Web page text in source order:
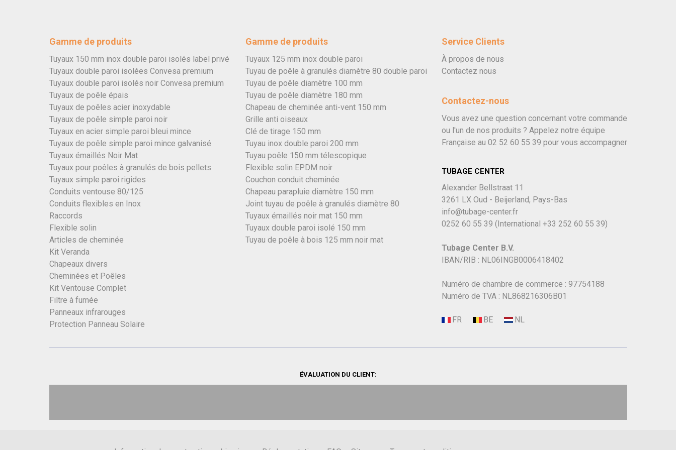
Gamme de produits
Tuyaux 150 mm inox double paroi isolés label privé
Tuyaux double paroi isolées Convesa premium
Tuyaux double paroi isolés noir Convesa premium
Tuyaux de poêle épais
Tuyaux de poêles acier inoxydable
Tuyaux de poêle simple paroi noir
Tuyaux en acier simple paroi bleui mince
Tuyaux de poêle simple paroi mince galvanisé
Tuyaux émaillés Noir Mat
Tuyaux pour poêles à granulés de bois pellets
Tuyaux simple paroi rigides
Conduits ventouse 80/125
Conduits flexibles en Inox
Raccords
Flexible solin
Articles de cheminée
Kit Veranda
Chapeaux divers
Cheminées et Poêles
Kit Ventouse Complet
Filtre à fumée
Panneaux infrarouges
Protection Panneau Solaire
Gamme de produits
Tuyaux 125 mm inox double paroi
Tuyau de poêle à granulés diamètre 80 double paroi
Tuyau de poêle diamètre 100 mm
Tuyau de poêle diamètre 180 mm
Chapeau de cheminée anti-vent 150 mm
Grille anti oiseaux
Clé de tirage 150 mm
Tuyau inox double paroi 200 mm
Tuyau poêle 150 mm télescopique
Flexible solin EPDM noir
Couchon conduit cheminée
Chapeau parapluie diamètre 150 mm
Joint tuyau de poêle à granulés diamètre 80
Tuyaux émaillés noir mat 150 mm
Tuyaux double paroi isolé 150 mm
Tuyau de poêle à bois 125 mm noir mat
Service Clients
À propos de nous
Contactez nous
Contactez-nous
Vous avez une question concernant votre commande
ou l'un de nos produits ? Appelez notre équipe
Française au 02 52 60 55 39 pour vous accompagner
TUBAGE CENTER
Alexander Bellstraat 11
3261 LX Oud - Beijerland, Pays-Bas
info@tubage-center.fr
0252 60 55 39 (International +33 252 60 55 39)
Tubage Center B.V.
IBAN/RIB : NL06INGB0006418402
Numéro de chambre de commerce : 97754188
Numéro de TVA : NL868216306B01
ÉVALUATION DU CLIENT: